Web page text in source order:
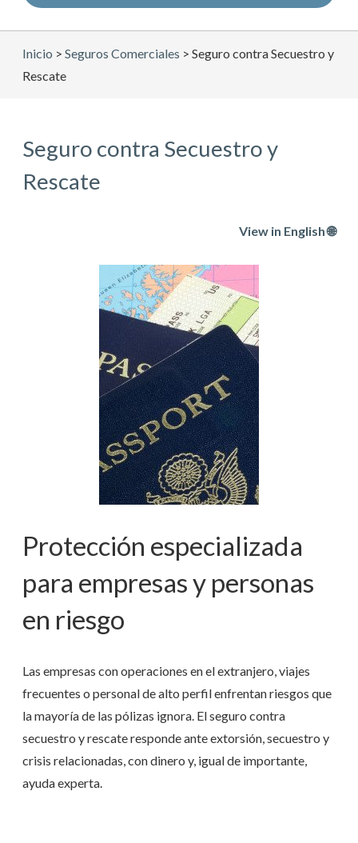
Inicio > Seguros Comerciales > Seguro contra Secuestro y
Rescate
Seguro contra Secuestro y
Rescate
View in English 🌐
Protección especializada
para empresas y personas
en riesgo
Las empresas con operaciones en el extranjero, viajes
frecuentes o personal de alto perfil enfrentan riesgos que
la mayoría de las pólizas ignora. El seguro contra
secuestro y rescate responde ante extorsión, secuestro y
crisis relacionadas, con dinero y, igual de importante,
ayuda experta.